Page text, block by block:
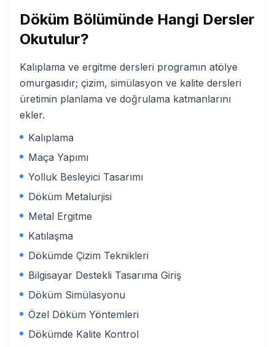
Döküm Bölümünde Hangi Dersler
Okutulur?
Kalıplama ve ergitme dersleri programın atölye
omurgasıdır; çizim, simülasyon ve kalite dersleri
üretimin planlama ve doğrulama katmanlarını
ekler.
Kalıplama
Maça Yapımı
Yolluk Besleyici Tasarımı
Döküm Metalurjisi
Metal Ergitme
Katılaşma
Dökümde Çizim Teknikleri
Bilgisayar Destekli Tasarıma Giriş
Döküm Simülasyonu
Özel Döküm Yöntemleri
Dökümde Kalite Kontrol